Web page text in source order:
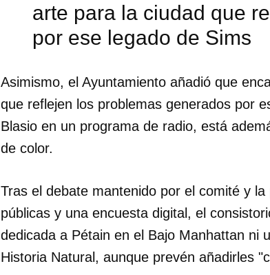
arte para la ciudad que
por ese legado de Sims
Asimismo, el Ayuntamiento añadió que
que reflejen los problemas generados por
Blasio en un programa de radio, está
de color.
Tras el debate mantenido por el comité y
públicas y una encuesta digital, el
dedicada a Pétain en el Bajo Manhattan ni
Historia Natural, aunque prevén añadirles